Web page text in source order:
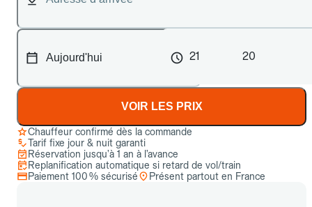
21 20
VOIR LES PRIX
Chauffeur confirmé dès la commande
Tarif fixe jour & nuit garanti
Réservation jusqu’à 1 an à l’avance
Replanification automatique si retard de vol/train
Paiement 100 % sécurisé
Présent partout en France